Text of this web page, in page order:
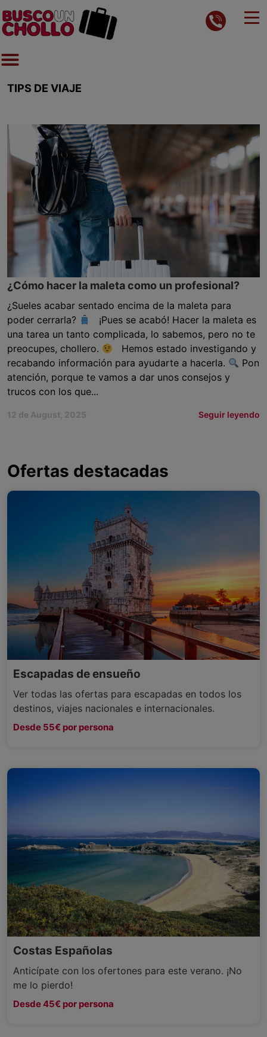
TIPS DE VIAJE
¿Cómo hacer la maleta como un profesional?
¿Sueles acabar sentado encima de la maleta para
poder cerrarla?
¡Pues se acabó! Hacer la maleta es
una tarea un tanto complicada, lo sabemos, pero no te
preocupes, chollero.
Hemos estado investigando y
recabando información para ayudarte a hacerla.
Pon
atención, porque te vamos a dar unos consejos y
trucos con los que...
12 de August, 2025 Seguir leyendo
Ofertas destacadas
Escapadas de ensueño
Ver todas las ofertas para escapadas en todos los
destinos, viajes nacionales e internacionales.
Desde 55€ por persona
Costas Españolas
Anticípate con los ofertones para este verano. ¡No
me lo pierdo!
Desde 45€ por persona